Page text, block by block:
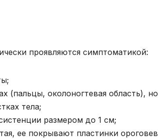
проявляются симптоматикой:
(пальцы, околоногтевая область),
тела;
размером до 1 см;
ее покрывают пластинки